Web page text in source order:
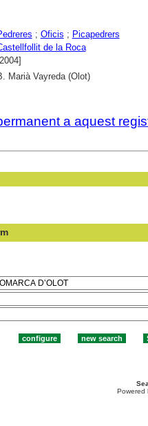
; Oficis ; Picapedrers
de la Roca
Marià Vayreda (Olot)
a aquest